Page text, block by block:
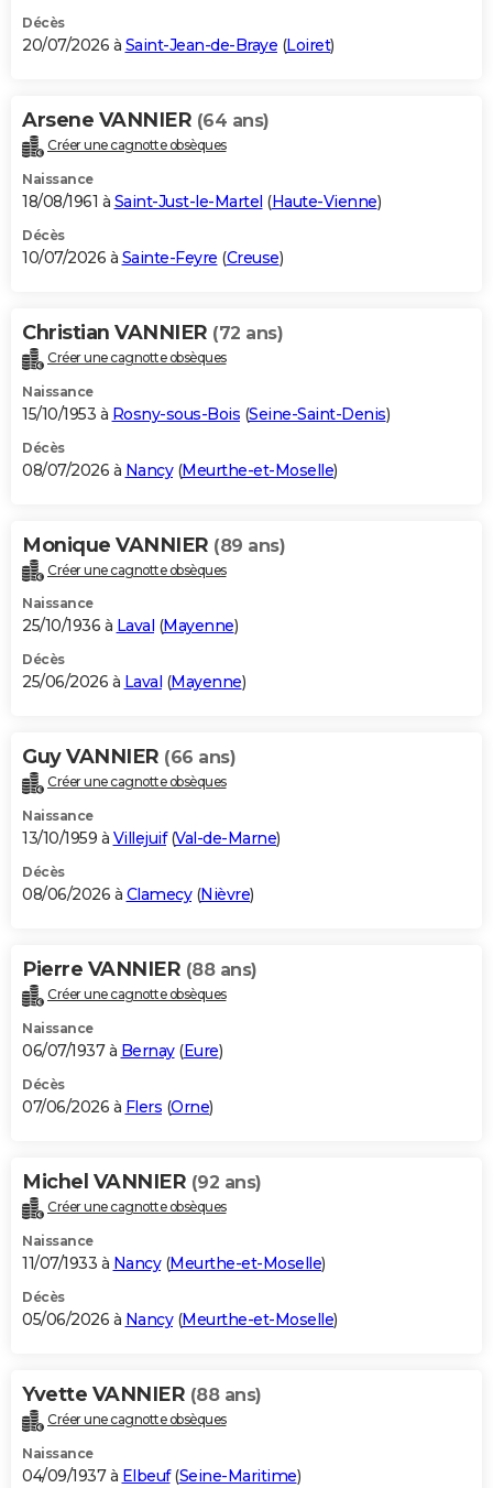
S'inscrire
Se connecter
Lycées
Collèges
Primaires
Universités
Entreprises
Service militaire
Avis de recherche
AVIS DE DÉCÈS
Bricolage
Lifestyle
Culture
Sport
Auto
Television
Voyage
Cinema
Décès
20/07/2026 à Saint-Jean-de-Braye (Loiret)
Arsene VANNIER (64 ans)
Créer une cagnotte obsèques
Naissance
18/08/1961 à Saint-Just-le-Martel (Haute-Vienne)
Décès
10/07/2026 à Sainte-Feyre (Creuse)
Christian VANNIER (72 ans)
Créer une cagnotte obsèques
Naissance
15/10/1953 à Rosny-sous-Bois (Seine-Saint-Denis)
Décès
08/07/2026 à Nancy(Meurthe-et-Moselle)
Monique VANNIER (89 ans)
Créer une cagnotte obsèques
Naissance
25/10/1936 à Laval (Mayenne)
Décès
25/06/2026 à Laval (Mayenne)
Guy VANNIER (66 ans)
Créer une cagnotte obsèques
Naissance
13/10/1959 à Villejuif(Val-de-Marne)
Décès
08/06/2026 à Clamecy(Nièvre)
Pierre VANNIER (88 ans)
Créer une cagnotte obsèques
Naissance
06/07/1937 à Bernay(Eure)
Décès
07/06/2026 à Flers (Orne)
Michel VANNIER (92 ans)
Créer une cagnotte obsèques
Naissance
11/07/1933 à Nancy(Meurthe-et-Moselle)
Décès
05/06/2026 à Nancy(Meurthe-et-Moselle)
Yvette VANNIER (88 ans)
Créer une cagnotte obsèques
Naissance
04/09/1937 à Elbeuf(Seine-Maritime)